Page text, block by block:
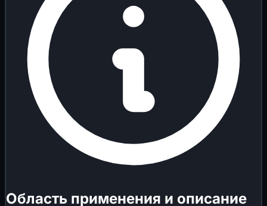
Область применения и описание